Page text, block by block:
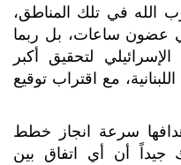
الله في تلك المناطق،
عضون ساعات، بل ربما
لتحقيق أكبر
مع اقتراب توقيع
سرعة انجاز خطط
جيداً أن أي اتفاق بين